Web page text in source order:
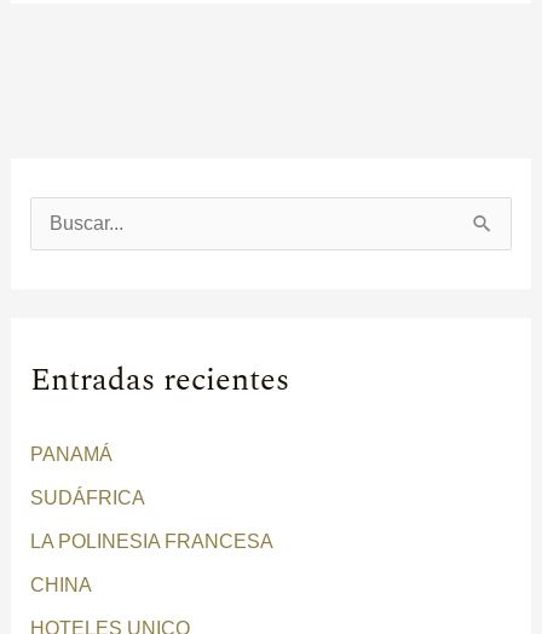
a
p
o
r
:
Entradas recientes
PANAMÁ
SUDÁFRICA
LA POLINESIA FRANCESA
CHINA
HOTELES UNICO